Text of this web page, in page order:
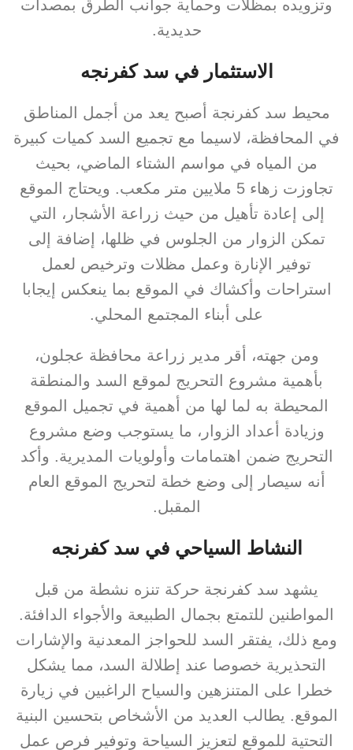
وتزويده بمظلات وحماية جوانب الطرق بمصدات
حديدية.
الاستثمار في سد كفرنجه
محيط سد كفرنجة أصبح يعد من أجمل المناطق
في المحافظة، لاسيما مع تجميع السد كميات كبيرة
من المياه في مواسم الشتاء الماضي، بحيث
تجاوزت زهاء 5 ملايين متر مكعب. ويحتاج الموقع
إلى إعادة تأهيل من حيث زراعة الأشجار، التي
تمكن الزوار من الجلوس في ظلها، إضافة إلى
توفير الإنارة وعمل مظلات وترخيص لعمل
استراحات وأكشاك في الموقع بما ينعكس إيجابا
على أبناء المجتمع المحلي.
ومن جهته، أقر مدير زراعة محافظة عجلون،
بأهمية مشروع التحريج لموقع السد والمنطقة
المحيطة به لما لها من أهمية في تجميل الموقع
وزيادة أعداد الزوار، ما يستوجب وضع مشروع
التحريج ضمن اهتمامات وأولويات المديرية. وأكد
أنه سيصار إلى وضع خطة لتحريج الموقع العام
المقبل.
النشاط السياحي في سد كفرنجه
يشهد سد كفرنجة حركة تنزه نشطة من قبل
المواطنين للتمتع بجمال الطبيعة والأجواء الدافئة.
ومع ذلك، يفتقر السد للحواجز المعدنية والإشارات
التحذيرية خصوصا عند إطلالة السد، مما يشكل
خطرا على المتنزهين والسياح الراغبين في زيارة
الموقع. يطالب العديد من الأشخاص بتحسين البنية
التحتية للموقع لتعزيز السياحة وتوفير فرص عمل